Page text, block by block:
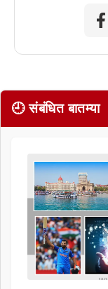
🕘 संबंधित बातम्या